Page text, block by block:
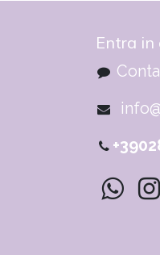
Entra